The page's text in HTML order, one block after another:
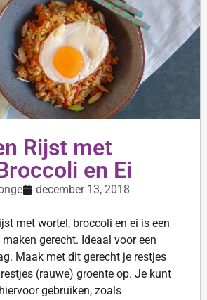
Rijst met
en Ei
december 13, 2018
met wortel, broccoli en ei is een
gerecht. Ideaal voor een
Maak met dit gerecht je restjes
(rauwe) groente op. Je kunt
gebruiken, zoals